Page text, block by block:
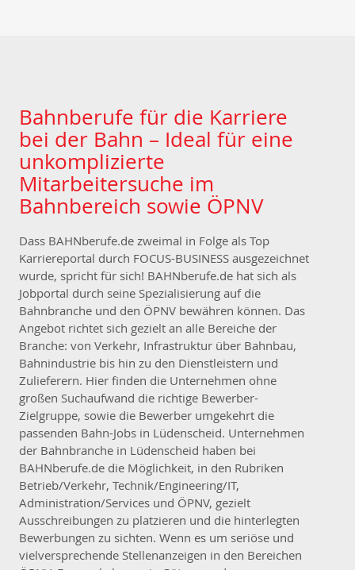
Bahnberufe für die Karriere
bei der Bahn – Ideal für eine
unkomplizierte
Mitarbeitersuche im
Bahnbereich sowie ÖPNV
Dass BAHNberufe.de zweimal in Folge als Top
Karriereportal durch FOCUS-BUSINESS ausgezeichnet
wurde, spricht für sich! BAHNberufe.de hat sich als
Jobportal durch seine Spezialisierung auf die
Bahnbranche und den ÖPNV bewähren können. Das
Angebot richtet sich gezielt an alle Bereiche der
Branche: von Verkehr, Infrastruktur über Bahnbau,
Bahnindustrie bis hin zu den Dienstleistern und
Zulieferern. Hier finden die Unternehmen ohne
großen Suchaufwand die richtige Bewerber-
Zielgruppe, sowie die Bewerber umgekehrt die
passenden Bahn-Jobs in Lüdenscheid. Unternehmen
der Bahnbranche in Lüdenscheid haben bei
BAHNberufe.de die Möglichkeit, in den Rubriken
Betrieb/Verkehr, Technik/Engineering/IT,
Administration/Services und ÖPNV, gezielt
Ausschreibungen zu platzieren und die hinterlegten
Bewerbungen zu sichten. Wenn es um seriöse und
vielversprechende Stellenanzeigen in den Bereichen